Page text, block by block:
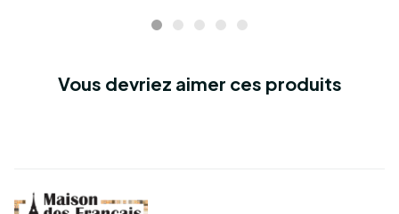
Vous devriez aimer ces produits